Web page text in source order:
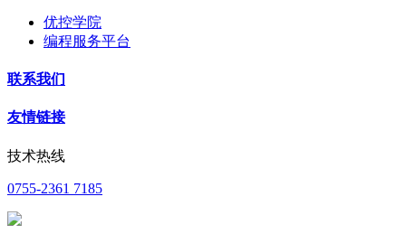
优控学院
编程服务平台
联系我们
友情链接
技术热线
0755-2361 7185